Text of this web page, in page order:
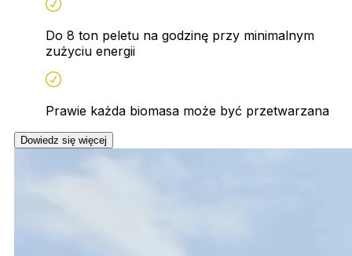
Do 8 ton peletu na godzinę przy minimalnym
zużyciu energii
Prawie każda biomasa może być przetwarzana
Dowiedz się więcej